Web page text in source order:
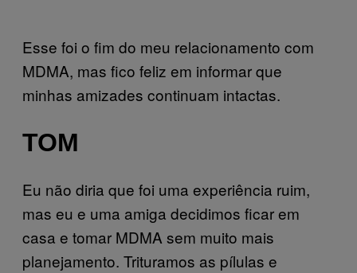
Esse foi o fim do meu relacionamento com
MDMA, mas fico feliz em informar que
minhas amizades continuam intactas.
TOM
Eu não diria que foi uma experiência ruim,
mas eu e uma amiga decidimos ficar em
casa e tomar MDMA sem muito mais
planejamento. Trituramos as pílulas e